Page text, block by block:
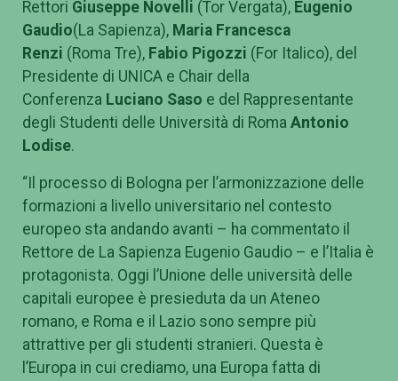
diverse, ma che stanno costruendo il futuro.”
La conferenza si è aperta con gli interventi dei
RettoriGiuseppe Novelli(Tor Vergata),
Gaudio(La Sapienza),Maria Francesca
Renzi(Roma Tre),Fabio Pigozzi (For Italico), del
Presidente di UNICA e Chair della
degli Studenti delle Università di RomaAntonio
Lodise.
“Il processo di Bologna per l’armonizzazione delle
formazioni a livello universitario nel contesto
europeo sta andando avanti – ha commentato il
Rettore de La Sapienza Eugenio Gaudio – e l’Italia è
protagonista. Oggi l’Unione delle università delle
capitali europee è presieduta da un Ateneo